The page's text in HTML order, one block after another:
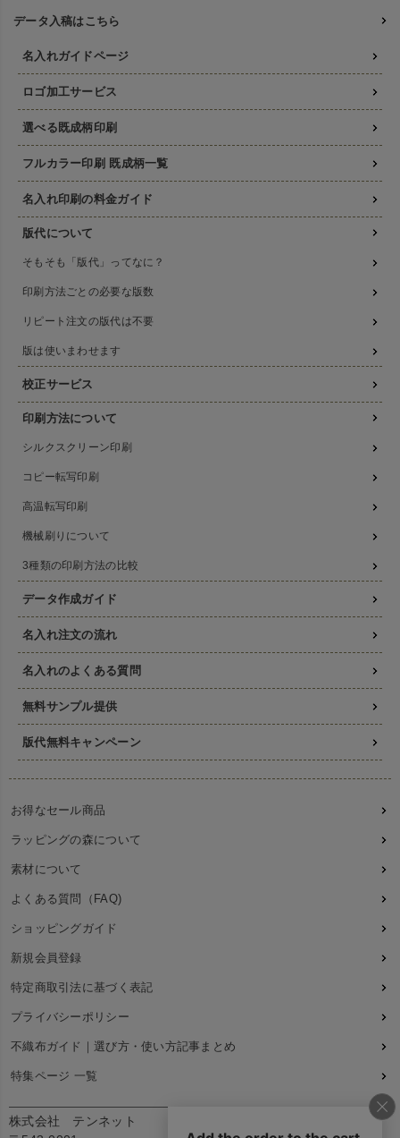
データ入稿はこちら
名入れガイドページ
ロゴ加工サービス
選べる既成柄印刷
フルカラー印刷 既成柄一覧
名入れ印刷の料金ガイド
版代について
そもそも「版代」ってなに？
印刷方法ごとの必要な版数
リピート注文の版代は不要
版は使いまわせます
校正サービス
印刷方法について
シルクスクリーン印刷
コピー転写印刷
高温転写印刷
機械刷りについて
3種類の印刷方法の比較
データ作成ガイド
名入れ注文の流れ
名入れのよくある質問
無料サンプル提供
版代無料キャンペーン
お得なセール商品
ラッピングの森について
素材について
よくある質問（FAQ)
ショッピングガイド
新規会員登録
特定商取引法に基づく表記
プライバシーポリシー
不織布ガイド｜選び方・使い方記事まとめ
特集ページ 一覧
株式会社 テンネット